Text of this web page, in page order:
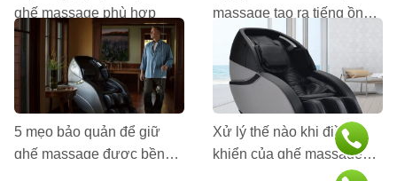
ghế massage phù hợp
massage tạo ra tiếng ồn
lớn khi hoạt động
5 mẹo bảo quản để giữ
ghế massage được bền
Xử lý thế nào khi điều
khiển của ghế massage